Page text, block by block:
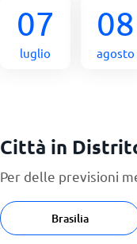
07
luglio
08
agosto
Città in
Per delle previsioni
Brasilia